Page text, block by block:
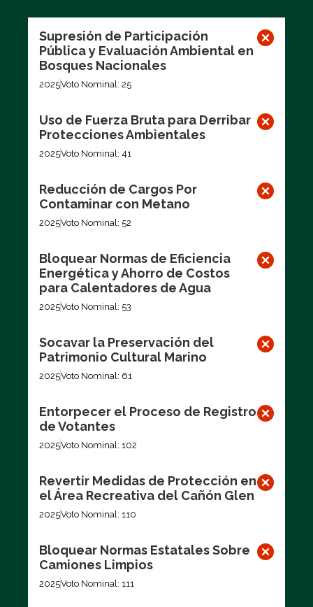
Supresión de Participación
Pública y Evaluación Ambiental en
Bosques Nacionales
2025Voto Nominal: 25
Uso de Fuerza Bruta para Derribar
Protecciones Ambientales
2025Voto Nominal: 41
Reducción de Cargos Por
Contaminar con Metano
2025Voto Nominal: 52
Bloquear Normas de Eficiencia
Energética y Ahorro de Costos
para Calentadores de Agua
2025Voto Nominal: 53
Socavar la Preservación del
Patrimonio Cultural Marino
2025Voto Nominal: 61
Entorpecer el Proceso de Registro
de Votantes
2025Voto Nominal: 102
Revertir Medidas de Protección en
el Área Recreativa del Cañón Glen
2025Voto Nominal: 110
Bloquear Normas Estatales Sobre
Camiones Limpios
2025Voto Nominal: 111